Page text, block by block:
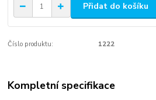
Přidat do košíku
Číslo produktu: 1222
Kompletní specifikace